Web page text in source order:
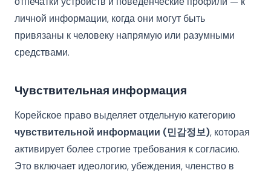
личной информации, когда они могут быть
привязаны к человеку напрямую или разумными
средствами.
Чувствительная информация
Корейское право выделяет отдельную категорию
чувствительной информации (민감정보), которая
активирует более строгие требования к согласию.
Это включает идеологию, убеждения, членство в